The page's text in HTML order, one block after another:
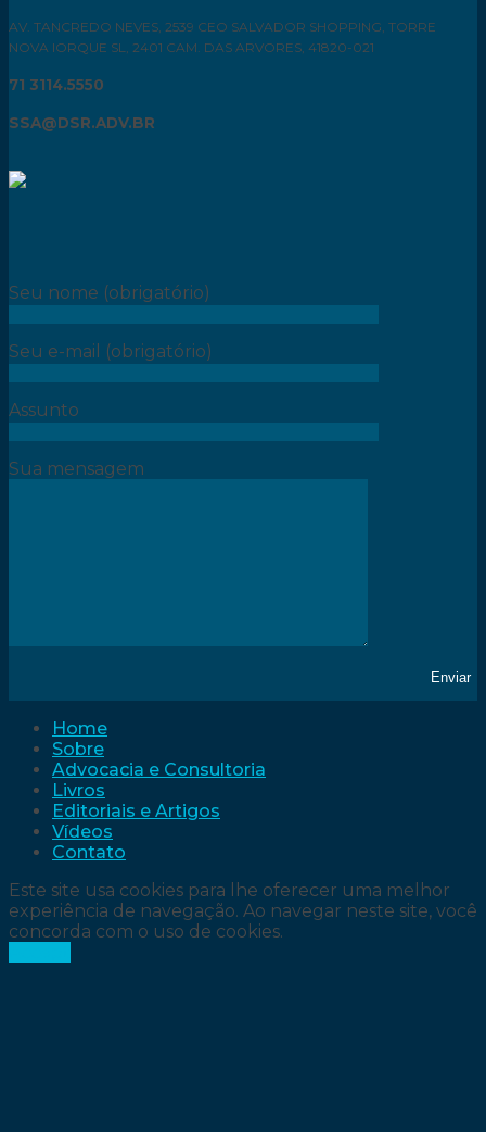
AV. TANCREDO NEVES, 2539 CEO SALVADOR SHOPPING, TORRE
NOVA IORQUE SL, 2401 CAM. DAS ARVORES, 41820-021
71 3114.5550
SSA@DSR.ADV.BR
Seu nome (obrigatório)
Seu e-mail (obrigatório)
Assunto
Sua mensagem
Home
Sobre
Advocacia e Consultoria
Livros
Editoriais e Artigos
Vídeos
Contato
Este site usa cookies para lhe oferecer uma melhor
experiência de navegação. Ao navegar neste site, você
concorda com o uso de cookies.